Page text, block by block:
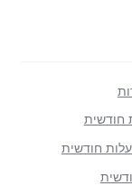
חודשית
חודשית